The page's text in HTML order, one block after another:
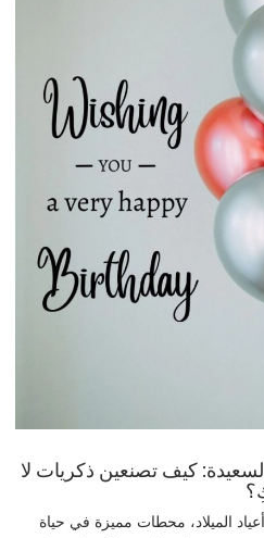
كيف تصنعين ذكريات لا
الميلاد، محطات مميزة في حياة